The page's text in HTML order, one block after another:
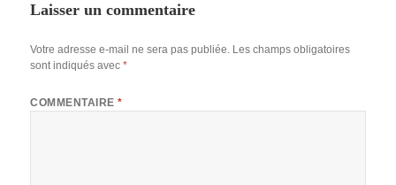
Laisser un commentaire
Votre adresse e-mail ne sera pas publiée. Les champs obligatoires
sont indiqués avec*
COMMENTAIRE*